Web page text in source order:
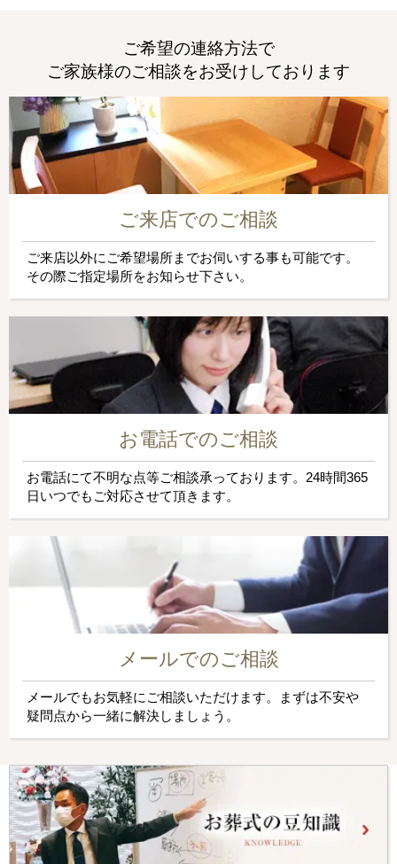
ご希望の連絡方法で
ご家族様のご相談をお受けしております
ご来店でのご相談
ご来店以外にご希望場所までお伺いする事も可能です。
その際ご指定場所をお知らせ下さい。
お電話でのご相談
お電話にて不明な点等ご相談承っております。24時間365
日いつでもご対応させて頂きます。
メールでのご相談
メールでもお気軽にご相談いただけます。まずは不安や
疑問点から一緒に解決しましょう。